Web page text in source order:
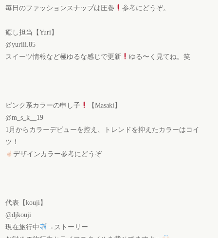
毎日のファッションスナップは圧巻
参考にどうぞ。
癒し担当【Yuri】
@yuriii.85
スイーツ情報など極ゆるな感じで更新
ゆる〜く見てね。笑
ピンク系カラーの申し子
【Masaki】
@m_s_k__19
1月からカラーデビューを控え、トレンドを抑えたカラーはコイ
ツ！
デザインカラー参考にどうぞ
代表【kouji】
@djkouji
現在旅行中
→ストーリー